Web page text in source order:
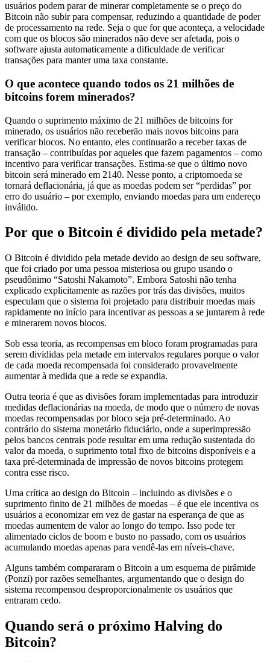
usuários podem parar de minerar completamente se o preço do
Bitcoin não subir para compensar, reduzindo a quantidade de poder
de processamento na rede. Seja o que for que aconteça, a velocidade
com que os blocos são minerados não deve ser afetada, pois o
software ajusta automaticamente a dificuldade de verificar
transações para manter uma taxa constante.
O que acontece quando todos os 21 milhões de
bitcoins forem minerados?
Quando o suprimento máximo de 21 milhões de bitcoins for
minerado, os usuários não receberão mais novos bitcoins para
verificar blocos. No entanto, eles continuarão a receber taxas de
transação – contribuídas por aqueles que fazem pagamentos – como
incentivo para verificar transações. Estima-se que o último novo
bitcoin será minerado em 2140. Nesse ponto, a criptomoeda se
tornará deflacionária, já que as moedas podem ser “perdidas” por
erro do usuário – por exemplo, enviando moedas para um endereço
inválido.
Por que o Bitcoin é dividido pela metade?
O Bitcoin é dividido pela metade devido ao design de seu software,
que foi criado por uma pessoa misteriosa ou grupo usando o
pseudônimo “Satoshi Nakamoto”. Embora Satoshi não tenha
explicado explicitamente as razões por trás das divisões, muitos
especulam que o sistema foi projetado para distribuir moedas mais
rapidamente no início para incentivar as pessoas a se juntarem à rede
e minerarem novos blocos.
Sob essa teoria, as recompensas em bloco foram programadas para
serem divididas pela metade em intervalos regulares porque o valor
de cada moeda recompensada foi considerado provavelmente
aumentar à medida que a rede se expandia.
Outra teoria é que as divisões foram implementadas para introduzir
medidas deflacionárias na moeda, de modo que o número de novas
moedas recompensadas por bloco seja pré-determinado. Ao
contrário do sistema monetário fiduciário, onde a superimpressão
pelos bancos centrais pode resultar em uma redução sustentada do
valor da moeda, o suprimento total fixo de bitcoins disponíveis e a
taxa pré-determinada de impressão de novos bitcoins protegem
contra esse risco.
Uma crítica ao design do Bitcoin – incluindo as divisões e o
suprimento finito de 21 milhões de moedas – é que ele incentiva os
usuários a economizar em vez de gastar na esperança de que as
moedas aumentem de valor ao longo do tempo. Isso pode ter
alimentado ciclos de boom e busto no passado, com os usuários
acumulando moedas apenas para vendê-las em níveis-chave.
Alguns também compararam o Bitcoin a um esquema de pirâmide
(Ponzi) por razões semelhantes, argumentando que o design do
sistema recompensou desproporcionalmente os usuários que
entraram cedo.
Quando será o próximo Halving do
Bitcoin?